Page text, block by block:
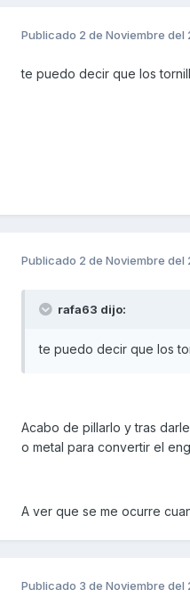
Publicado 2 de Noviembre del
te puedo decir que los
Publicado 2 de Noviembre del
rafa63 dijo:
te puedo decir que los
Acabo de pillarlo y tras
o metal para convertir el
A ver que se me ocurre
Publicado 3 de Noviembre del